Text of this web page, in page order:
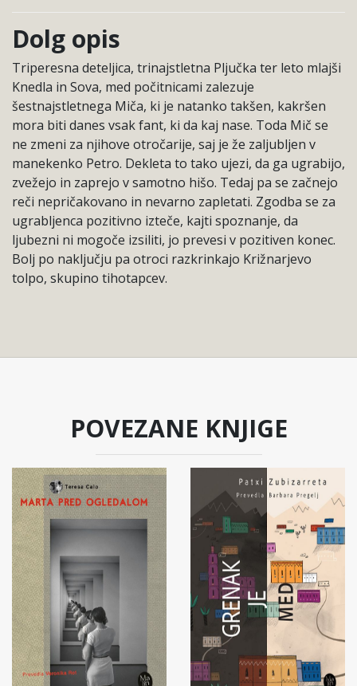
Dolg opis
Triperesna deteljica, trinajstletna Pljučka ter leto mlajši
Knedla in Sova, med počitnicami zalezuje
šestnajstletnega Miča, ki je natanko takšen, kakršen
mora biti danes vsak fant, ki da kaj nase. Toda Mič se
ne zmeni za njihove otročarije, saj je že zaljubljen v
manekenko Petro. Dekleta to tako ujezi, da ga ugrabijo,
zvežejo in zaprejo v samotno hišo. Tedaj pa se začnejo
reči nepričakovano in nevarno zapletati. Zgodba se za
ugrabljenca pozitivno izteče, kajti spoznanje, da
ljubezni ni mogoče izsiliti, jo prevesi v pozitiven konec.
Bolj po naključju pa otroci razkrinkajo Križnarjevo
tolpo, skupino tihotapcev.
POVEZANE KNJIGE